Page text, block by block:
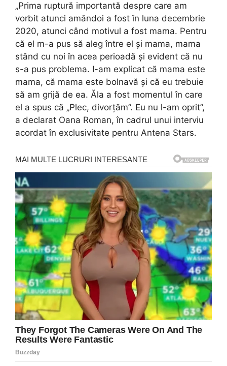
„Prima ruptură importantă despre care am
vorbit atunci amândoi a fost în luna decembrie
2020, atunci când motivul a fost mama. Pentru
că el m-a pus să aleg între el și mama, mama
stând cu noi în acea perioadă și evident că nu
s-a pus problema. I-am explicat că mama este
mama, că mama este bolnavă și că eu trebuie
să am grijă de ea. Ăla a fost momentul în care
el a spus că „Plec, divorțăm”. Eu nu l-am oprit”,
a declarat Oana Roman, în cadrul unui interviu
acordat în exclusivitate pentru Antena Stars.